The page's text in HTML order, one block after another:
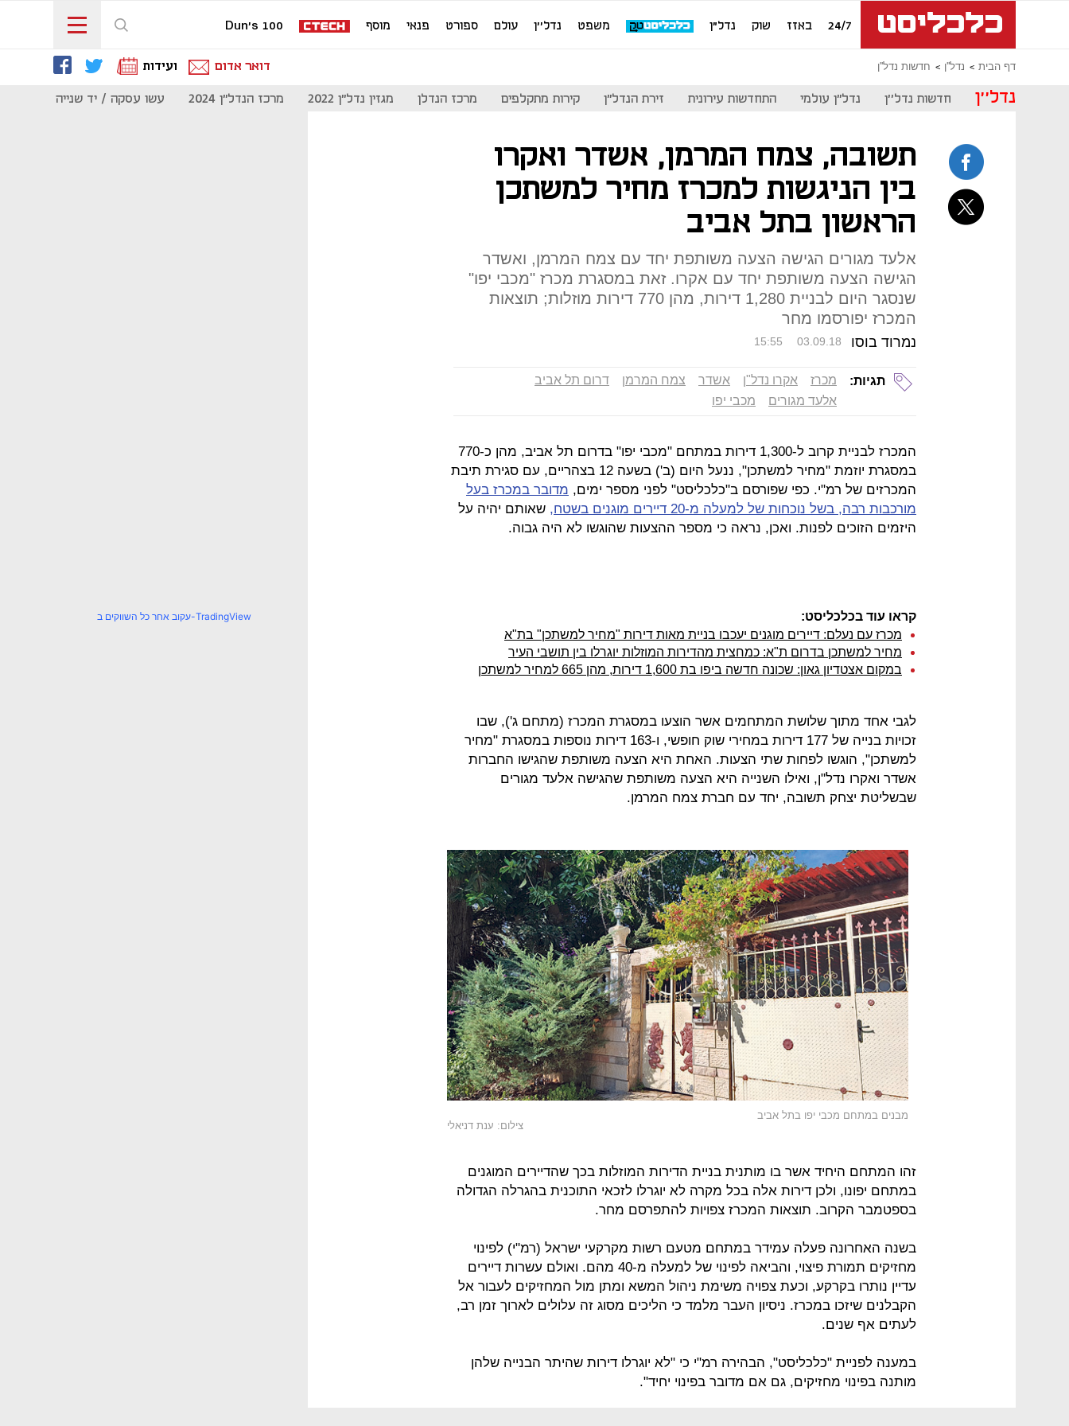
24/7 באזז שוק נדל"ן משפט נדל''ן עולם ספורט פנאי מוסף Dun's 100
דף הבית נדל''ן חדשות נדל''ן דואר אדום ועידות
נדל''ן חדשות נדל''ן נדל"ן עולמי התחדשות עירונית זירת הנדל"ן קירות מתקלפים מרכז הנדלן מגזין נדל"ן 2022 מרכז הנדל"ן 2024 עשו עסקה / יד שנייה
תשובה, צמח המרמן, אשדר ואקרו
בין הניגשות למכרז מחיר למשתכן
הראשון בתל אביב
אלעד מגורים הגישה הצעה משותפת יחד עם צמח המרמן, ואשדר
הגישה הצעה משותפת יחד עם אקרו. זאת במסגרת מכרז "מכבי יפו"
שנסגר היום לבניית 1,280 דירות, מהן 770 דירות מוזלות; תוצאות
המכרז יפורסמו מחר
נמרוד בוסו 15:55 03.09.18
תגיות: מכרז אקרו נדל"ן אשדר צמח המרמן
דרום תל אביב
אלעד מגורים
מכבי יפו
המכרז לבניית קרוב ל-1,300 דירות במתחם "מכבי יפו" בדרום תל אביב, מהן כ-770
במסגרת יוזמת "מחיר למשתכן", ננעל היום (ב') בשעה 12 בצהריים, עם סגירת תיבת
המכרזים של רמ"י. כפי שפורסם ב"כלכליסט" לפני מספר ימים, מדובר במכרז בעל
מורכבות רבה, בשל נוכחות של למעלה מ-20 דיירים מוגנים בשטח,
שאותם יהיה על
היזמים הזוכים לפנות. ואכן, נראה כי מספר ההצעות שהוגשו לא היה גבוה.
קראו עוד בכלכליסט:
מכרז עם נעלם: דיירים מוגנים יעכבו בניית מאות דירות "מחיר למשתכן" בת"א
מחיר למשתכן בדרום ת"א: כמחצית מהדירות המוזלות יוגרלו בין תושבי העיר
במקום אצטדיון גאון: שכונה חדשה ביפו בת 1,600 דירות, מהן 665 למחיר למשתכן
לגבי אחד מתוך שלושת המתחמים אשר הוצעו במסגרת המכרז (מתחם ג'), שבו
זכויות בנייה של 177 דירות במחירי שוק חופשי, ו-163 דירות נוספות במסגרת "מחיר
למשתכן", הוגשו לפחות שתי הצעות. האחת היא הצעה משותפת שהגישו החברות
אשדר ואקרו נדל"ן, ואילו השנייה היא הצעה משותפת שהגישה אלעד מגורים
שבשליטת יצחק תשובה, יחד עם חברת צמח המרמן.
מבנים במתחם מכבי יפו בתל אביב
צילום: ענת דניאלי
זהו המתחם היחיד אשר בו מותנית בניית הדירות המוזלות בכך שהדיירים המוגנים
במתחם יפונו, ולכן דירות אלה בכל מקרה לא יוגרלו לזכאי התוכנית בהגרלה הגדולה
בספטמבר הקרוב. תוצאות המכרז צפויות להתפרסם מחר.
בשנה האחרונה פעלה עמידר במתחם מטעם רשות מקרקעי ישראל (רמ"י) לפינוי
מחזיקים תמורת פיצוי, והביאה לפינוי של למעלה מ-40 מהם. ואולם עשרות דיירים
עדיין נותרו בקרקע, וכעת צפויה משימת ניהול המשא ומתן מול המחזיקים לעבור אל
הקבלנים שיזכו במכרז. ניסיון העבר מלמד כי הליכים מסוג זה עלולים לארוך זמן רב,
לעתים אף שנים.
במענה לפניית "כלכליסט", הבהירה רמ"י כי "לא יוגרלו דירות שהיתר הבנייה שלהן
מותנה בפינוי מחזיקים, גם אם מדובר בפינוי יחיד".
עקוב אחר כל השווקים ב-TradingView